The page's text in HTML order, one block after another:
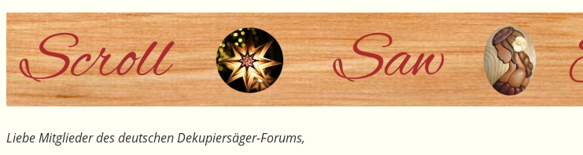
Liebe Mitglieder des deutschen Dekupiersäger-Forums,